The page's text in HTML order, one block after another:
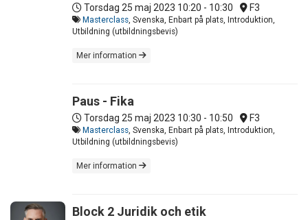
Torsdag 25 maj 2023 10:20 - 10:30 F3
Masterclass, Svenska, Enbart på plats, Introduktion,
Utbildning (utbildningsbevis)
Mer information
Paus - Fika
Torsdag 25 maj 2023 10:30 - 10:50 F3
Masterclass, Svenska, Enbart på plats, Introduktion,
Utbildning (utbildningsbevis)
Mer information
Block 2 Juridik och etik